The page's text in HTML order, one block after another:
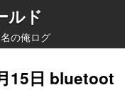
ルド
の俺ログ
15日 bluetoot